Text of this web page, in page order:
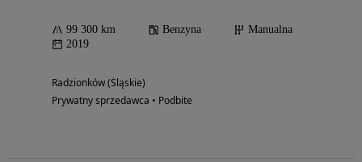
99 300 km Benzyna
Manualna
2019
Radzionków (Śląskie)
Prywatny sprzedawca • Podbite